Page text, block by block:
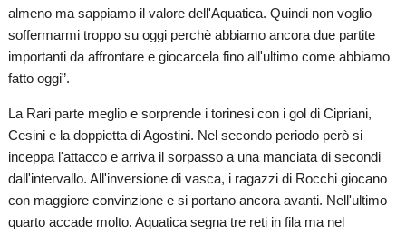
almeno ma sappiamo il valore dell'Aquatica. Quindi non voglio
soffermarmi troppo su oggi perchè abbiamo ancora due partite
importanti da affrontare e giocarcela fino all'ultimo come abbiamo
fatto oggi”.
La Rari parte meglio e sorprende i torinesi con i gol di Cipriani,
Cesini e la doppietta di Agostini. Nel secondo periodo però si
inceppa l'attacco e arriva il sorpasso a una manciata di secondi
dall'intervallo. All'inversione di vasca, i ragazzi di Rocchi giocano
con maggiore convinzione e si portano ancora avanti. Nell'ultimo
quarto accade molto. Aquatica segna tre reti in fila ma nel